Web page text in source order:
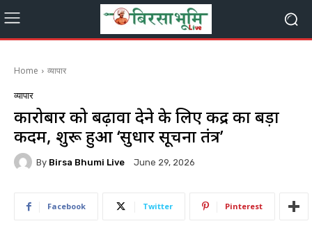
Home व्यापार
व्यापार
कारोबार को बढ़ावा देने के लिए केंद्र का बड़ा
कदम, शुरू हुआ ‘सुधार सूचना तंत्र’
By Birsa Bhumi Live June 29, 2026
Facebook Twitter Pinterest